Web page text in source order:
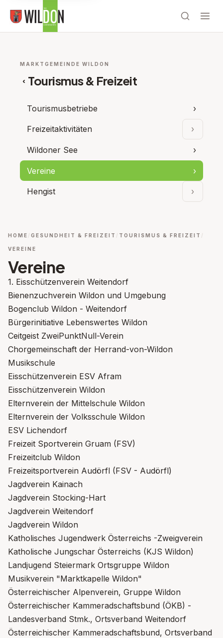
MARKTGEMEINDE WILDON
‹ Tourismus & Freizeit
Tourismusbetriebe ›
Freizeitaktivitäten ›
Wildoner See
›
Vereine ›
Hengist ›
HOME GESUNDHEIT & FREIZEIT TOURISMUS & FREIZEIT
VEREINE
Vereine
1. Eisschützenverein Weitendorf
Bienenzuchverein Wildon und Umgebung
Bogenclub Wildon - Weitendorf
Bürgerinitiative Lebenswertes Wildon
Ceitgeist ZweiPunktNull-Verein
Chorgemeinschaft der Herrand-von-Wildon
Musikschule
Eisschützenverein ESV Afram
Eisschützenverein Wildon
Elternverein der Mittelschule Wildon
Elternverein der Volksschule Wildon
ESV Lichendorf
Freizeit Sportverein Gruam (FSV)
Freizeitclub Wildon
Freizeitsportverein Audörfl (FSV - Audörfl)
Jagdverein Kainach
Jagdverein Stocking-Hart
Jagdverein Weitendorf
Jagdverein Wildon
Katholisches Jugendwerk Österreichs -Zweigverein
Katholische Jungschar Österreichs (KJS Wildon)
Landjugend Steiermark Ortsgruppe Wildon
Musikverein "Marktkapelle Wildon"
Österreichischer Alpenverein, Gruppe Wildon
Österreichischer Kammeradschaftsbund (ÖKB) -
Landesverband Stmk., Ortsverband Weitendorf
Österreichischer Kammeradschaftsbund, Ortsverband